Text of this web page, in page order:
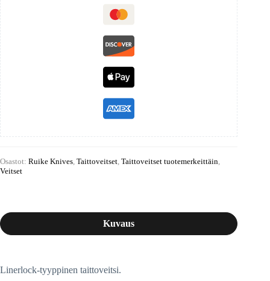
Osastot: Ruike Knives, Taittoveitset, Taittoveitset tuotemerkeittäin,
Veitset
Kuvaus
Linerlock-tyyppinen taittoveitsi.